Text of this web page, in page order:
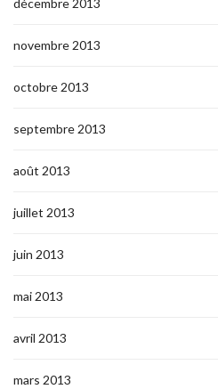
décembre 2013
novembre 2013
octobre 2013
septembre 2013
août 2013
juillet 2013
juin 2013
mai 2013
avril 2013
mars 2013